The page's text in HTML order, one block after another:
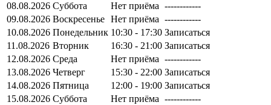
08.08.2026 Суббота Нет приёма ------------
09.08.2026 Воскресенье Нет приёма ------------
10.08.2026 Понедельник 10:30 - 17:30 Записаться
11.08.2026 Вторник 16:30 - 21:00 Записаться
12.08.2026 Среда Нет приёма ------------
13.08.2026 Четверг 15:30 - 22:00 Записаться
14.08.2026 Пятница 12:00 - 19:00 Записаться
15.08.2026 Суббота Нет приёма ------------